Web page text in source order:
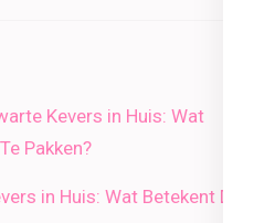
Kevers in Huis: Wat
Pakken?
in Huis: Wat Betekent Dit